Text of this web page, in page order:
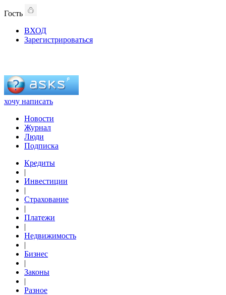
Гость
ВХОД
Зарегистрироваться
хочу написать
Новости
Журнал
Люди
Подписка
Кредиты
|
Инвестиции
|
Страхование
|
Платежи
|
Недвижимость
|
Бизнес
|
Законы
|
Разное